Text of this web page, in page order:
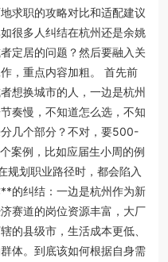
求职的攻略对比和适配建议
很多人纠结在杭州还是余姚
定居的问题？然后要融入关
，重点内容加粗。 首先前
想换城市的人，一边是杭州
奏慢，不知道怎么选，不知
几个部分？不对，要500-
案例，比如应届生小周的例
规划职业路径时，都会陷入
的纠结：一边是杭州作为新
赛道的岗位资源丰富，大厂
的县级市，生活成本更低、
体。到底该如何根据自身需